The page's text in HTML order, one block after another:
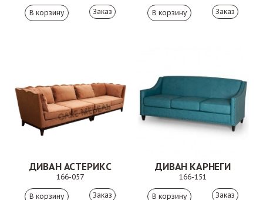
Заказ Заказ
ДИВАН АСТЕРИКС
166-057
Заказ
ДИВАН КАРНЕГИ
166-151
Заказ